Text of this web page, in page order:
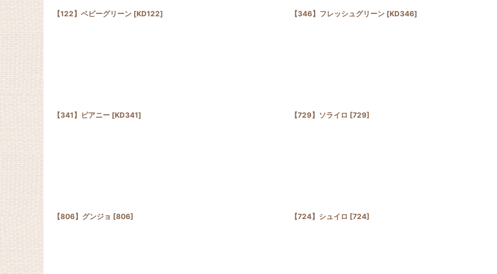
【122】ベビーグリーン [KD122] 【346】フレッシュグリーン [KD346]
【341】ピアニー [KD341] 【729】ソライロ [729]
【806】グンジョ [806] 【724】シュイロ [724]